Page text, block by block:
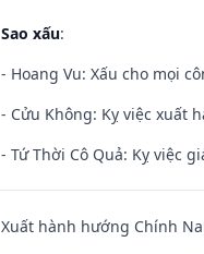
Sao xấu:
- Hoang Vu: Xấu cho mọi
- Cửu Không: Kỵ việc xuất
- Tứ Thời Cô Quả: Kỵ việc
Xuất hành hướng Chính